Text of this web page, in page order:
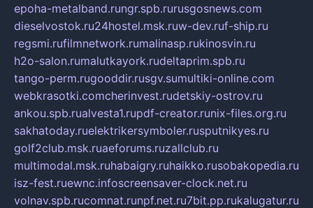
epoha-metalband.rungr.spb.rurusgosnews.com
dieselvostok.ru24hostel.msk.ruw-dev.ruf-ship.ru
regsmi.rufilmnetwork.rumalinasp.rukinosvin.ru
h2o-salon.rumalutkayork.rudeltaprim.spb.ru
tango-perm.rugooddir.rusgv.sumultiki-online.com
webkrasotki.comcherinvest.rudetskiy-ostrov.ru
ankou.spb.rualvesta1.rupdf-creator.runix-files.org.ru
sakhatoday.ruelektrikersymboler.rusputnikyes.ru
golf2club.msk.ruaeforums.ruzallclub.ru
multimodal.msk.ruhabaigry.ruhaikko.rusobakopedia.ru
isz-fest.ruewnc.infoscreensaver-clock.net.ru
volnav.spb.rucomnat.runpf.net.ru7bit.pp.rukalugatur.ru